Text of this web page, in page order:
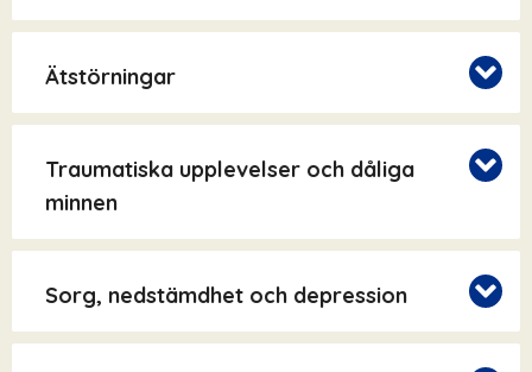
Ätstörningar
Traumatiska upplevelser och dåliga
minnen
Sorg, nedstämdhet och depression